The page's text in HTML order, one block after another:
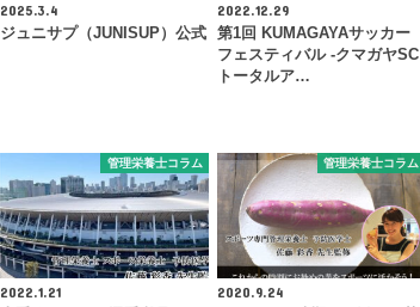
2025.3.4
ジュニサプ（JUNISUP）公式
2022.12.29
第1回 KUMAGAYAサッカー
フェスティバル -クマガヤSC
トータルア…
管理栄養士コラム
2022.1.21
管理栄養士コラム
2020.9.24